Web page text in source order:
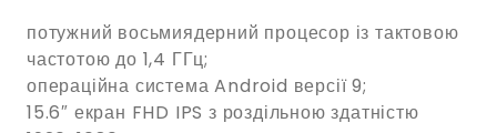
потужний восьмиядерний процесор із тактовою
частотою до 1,4 ГГц;
операційна система Android версії 9;
15.6″ екран FHD IPS з роздільною здатністю